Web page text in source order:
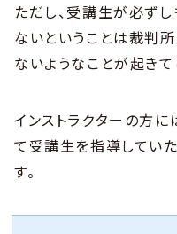
ただし、受講生が必ず
ないということは裁判
ないようなことが起きて
インストラクターの方
て受講生を指導してい
す。